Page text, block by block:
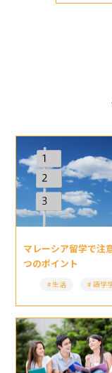
マレーシア留学で注
つのポイント
生活 語学